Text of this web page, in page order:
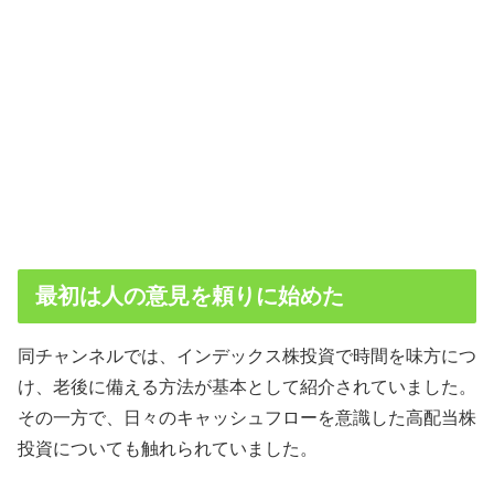
最初は人の意見を頼りに始めた
同チャンネルでは、インデックス株投資で時間を味方につ
け、老後に備える方法が基本として紹介されていました。
その一方で、日々のキャッシュフローを意識した高配当株
投資についても触れられていました。